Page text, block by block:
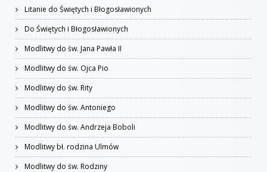
Litanie do Świętych i Błogosławionych
Do Świętych i Błogosławionych
Modlitwy do św. Jana Pawła II
Modlitwy do św. Ojca Pio
Modlitwy do św. Rity
Modlitwy do św. Antoniego
Modlitwy do św. Andrzeja Boboli
Modlitwy bł. rodzina Ulmów
Modlitwy do św. Rodziny